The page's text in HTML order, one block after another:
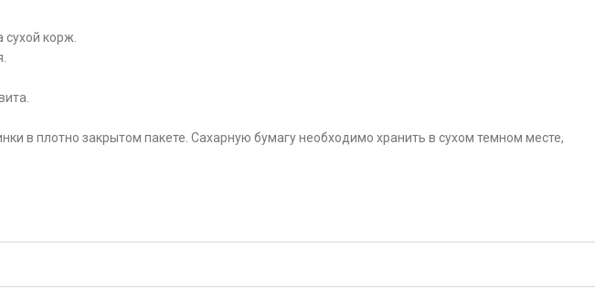
корж.
в плотно закрытом пакете. Сахарную бумагу необходимо хранить в сухом темном месте,